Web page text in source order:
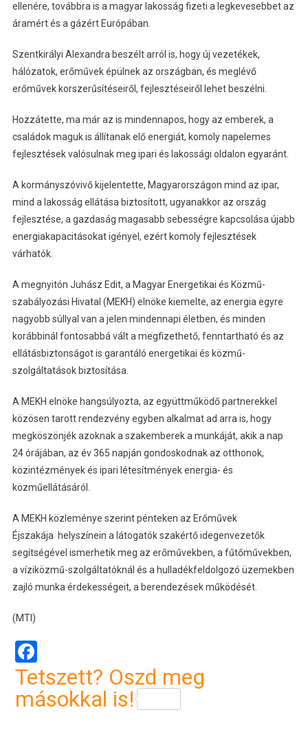
ellenére, továbbra is a magyar lakosság fizeti a legkevesebbet az
áramért és a gázért Európában.
Szentkirályi Alexandra beszélt arról is, hogy új vezetékek,
hálózatok, erőművek épülnek az országban, és meglévő
erőművek korszerűsítéseiről, fejlesztéseiről lehet beszélni.
Hozzátette, ma már az is mindennapos, hogy az emberek, a
családok maguk is állítanak elő energiát, komoly napelemes
fejlesztések valósulnak meg ipari és lakossági oldalon egyaránt.
A kormányszóvivő kijelentette, Magyarországon mind az ipar,
mind a lakosság ellátása biztosított, ugyanakkor az ország
fejlesztése, a gazdaság magasabb sebességre kapcsolása újabb
energiakapacitásokat igényel, ezért komoly fejlesztések
várhatók.
A megnyitón Juhász Edit, a Magyar Energetikai és Közmű-
szabályozási Hivatal (MEKH) elnöke kiemelte, az energia egyre
nagyobb súllyal van a jelen mindennapi életben, és minden
korábbinál fontosabbá vált a megfizethető, fenntartható és az
ellátásbiztonságot is garantáló energetikai és közmű-
szolgáltatások biztosítása.
A MEKH elnöke hangsúlyozta, az együttműködő partnerekkel
közösen tarott rendezvény egyben alkalmat ad arra is, hogy
megköszönjék azoknak a szakemberek a munkáját, akik a nap
24 órájában, az év 365 napján gondoskodnak az otthonok,
közintézmények és ipari létesítmények energia- és
közműellátásáról.
A MEKH közleménye szerint pénteken az Erőművek
Éjszakája helyszínein a látogatók szakértő idegenvezetők
segítségével ismerhetik meg az erőművekben, a fűtőművekben,
a víziközmű-szolgáltatóknál és a hulladékfeldolgozó üzemekben
zajló munka érdekességeit, a berendezések működését.
(MTI)
Facebook
Tetszett? Oszd meg
másokkal is!